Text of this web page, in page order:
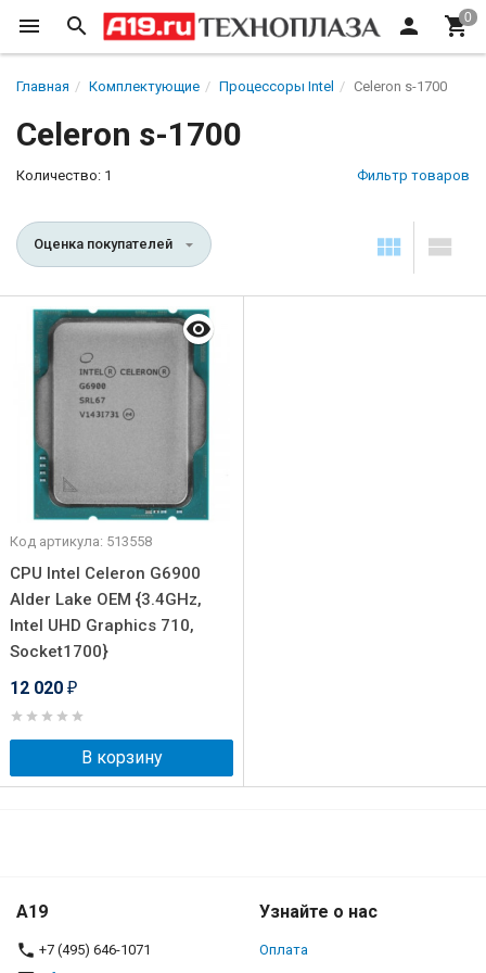
Главная Комплектующие Процессоры Intel Celeron s-1700
Celeron s-1700
Количество: 1 Фильтр товаров
Оценка покупателей
Код артикула: 513558
CPU Intel Celeron G6900
Alder Lake OEM {3.4GHz,
Intel UHD Graphics 710,
Socket1700}
12 020 ₽
В корзину
A19
+7 (495) 646-1071
Узнайте о нас
Оплата